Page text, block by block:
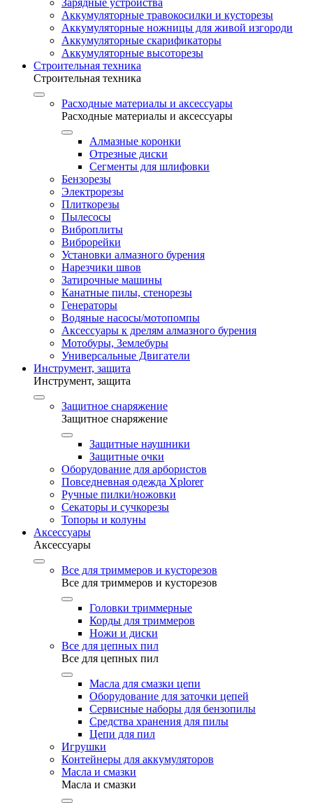
Зарядные устройства
Аккумуляторные травокосилки и кусторезы
Аккумуляторные ножницы для живой изгороди
Аккумуляторные скарификаторы
Аккумуляторные высоторезы
Строительная техника
Строительная техника
Расходные материалы и аксессуары
Расходные материалы и аксессуары
Алмазные коронки
Отрезные диски
Сегменты для шлифовки
Бензорезы
Электрорезы
Плиткорезы
Пылесосы
Виброплиты
Виброрейки
Установки алмазного бурения
Нарезчики швов
Затирочные машины
Канатные пилы, стенорезы
Генераторы
Водяные насосы/мотопомпы
Аксессуары к дрелям алмазного бурения
Мотобуры, Землебуры
Универсальные Двигатели
Инструмент, защита
Инструмент, защита
Защитное снаряжение
Защитное снаряжение
Защитные наушники
Защитные очки
Оборудование для арбористов
Повседневная одежда Xplorer
Ручные пилки/ножовки
Секаторы и сучкорезы
Топоры и колуны
Аксессуары
Аксессуары
Все для триммеров и кусторезов
Все для триммеров и кусторезов
Головки триммерные
Корды для триммеров
Ножи и диски
Все для цепных пил
Все для цепных пил
Масла для смазки цепи
Оборудование для заточки цепей
Сервисные наборы для бензопилы
Средства хранения для пилы
Цепи для пил
Игрушки
Контейнеры для аккумуляторов
Масла и смазки
Масла и смазки